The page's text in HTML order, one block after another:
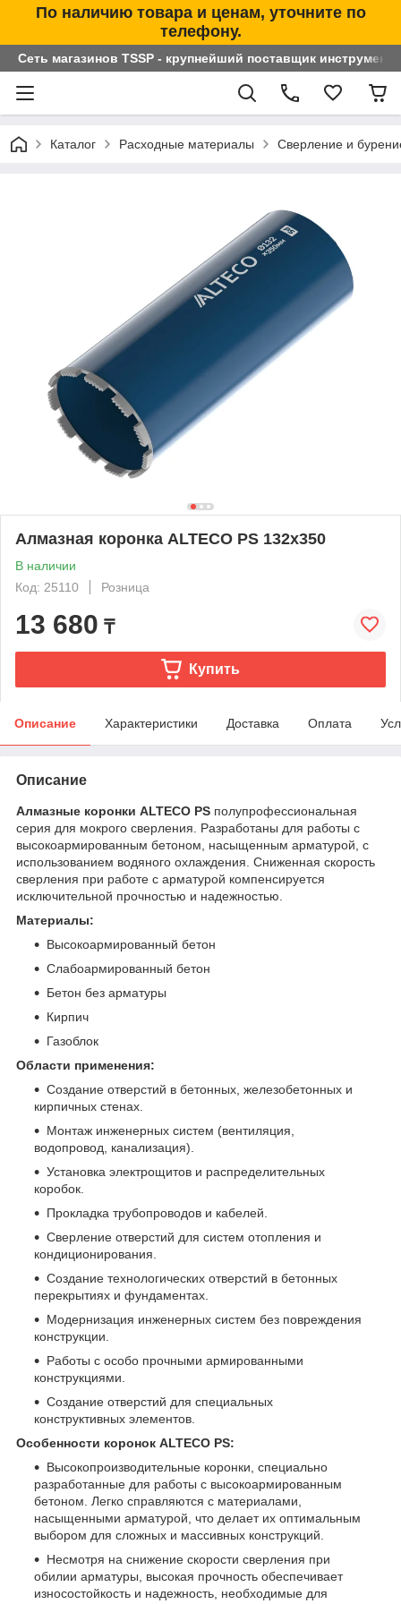
По наличию товара и ценам, уточните по
телефону.
Сеть магазинов TSSP - крупнейший поставщик
Каталог Расходные материалы Сверление и
Алмазная коронка ALTECO PS 132х350
В наличии
Код: 25110
Розница
13 680 ₸
Купить
Описание Характеристики Доставка Оплата
Описание
Алмазные коронки ALTECO PS полупрофессиональная
серия для мокрого сверления. Разработаны для работы с
высокоармированным бетоном, насыщенным арматурой, с
использованием водяного охлаждения. Сниженная скорость
сверления при работе с арматурой компенсируется
исключительной прочностью и надежностью.
Материалы:
Высокоармированный бетон
Слабоармированный бетон
Бетон без арматуры
Кирпич
Газоблок
Области применения:
Создание отверстий в бетонных, железобетонных и
кирпичных стенах.
Монтаж инженерных систем (вентиляция,
водопровод, канализация).
Установка электрощитов и распределительных
коробок.
Прокладка трубопроводов и кабелей.
Сверление отверстий для систем отопления и
кондиционирования.
Создание технологических отверстий в бетонных
перекрытиях и фундаментах.
Модернизация инженерных систем без повреждения
конструкции.
Работы с особо прочными армированными
конструкциями.
Создание отверстий для специальных
конструктивных элементов.
Особенности коронок ALTECO PS:
Высокопроизводительные коронки, специально
разработанные для работы с высокоармированным
бетоном. Легко справляются с материалами,
насыщенными арматурой, что делает их оптимальным
выбором для сложных и массивных конструкций.
Несмотря на снижение скорости сверления при
обилии арматуры, высокая прочность обеспечивает
износостойкость и надежность, необходимые для